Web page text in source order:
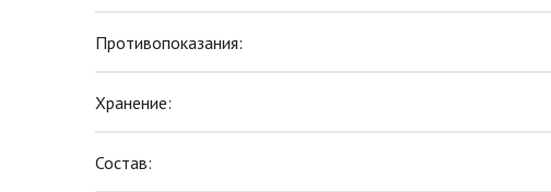
Противопоказания:
Хранение:
Состав: